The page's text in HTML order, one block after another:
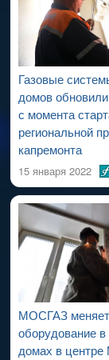
проведения
Газовые
домов
с момента
региональной
капремонта
15 января 2022
МОСГАЗ меняет
оборудование
домах в